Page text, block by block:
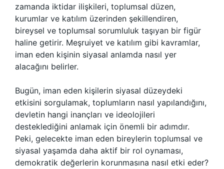
zamanda iktidar ilişkileri, toplumsal düzen,
kurumlar ve katılım üzerinden şekillendiren,
bireysel ve toplumsal sorumluluk taşıyan bir figür
haline getirir. Meşruiyet ve katılım gibi kavramlar,
iman eden kişinin siyasal anlamda nasıl yer
alacağını belirler.
Bugün, iman eden kişilerin siyasal düzeydeki
etkisini sorgulamak, toplumların nasıl yapılandığını,
devletin hangi inançları ve ideolojileri
desteklediğini anlamak için önemli bir adımdır.
Peki, gelecekte iman eden bireylerin toplumsal ve
siyasal yaşamda daha aktif bir rol oynaması,
demokratik değerlerin korunmasına nasıl etki eder?